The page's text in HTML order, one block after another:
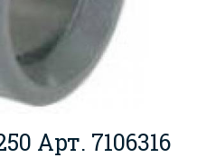
Арт. 7106316